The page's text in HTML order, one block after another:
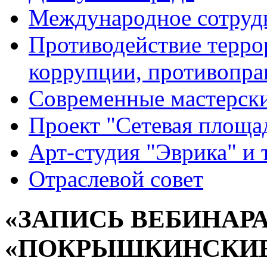
Международное
Противодействие
коррупции,
Современные
Проект "Сетевая
Арт-студия "Эврика" и
Отраслевой совет
«ЗАПИСЬ
«ПОКРЫШКИНСКИЕ